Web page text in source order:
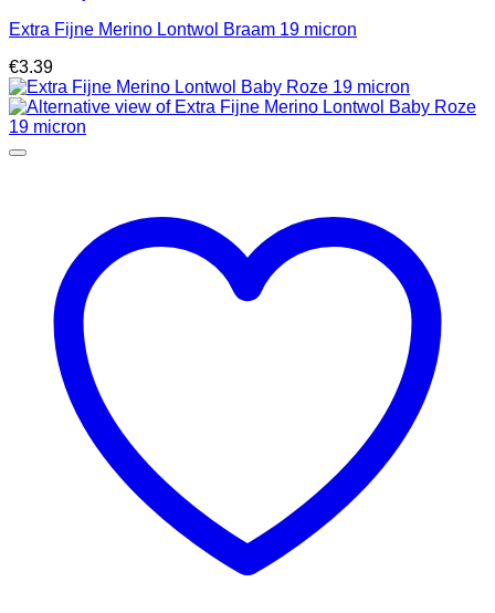
Extra Fijne Merino Lontwol Braam 19 micron
€3.39